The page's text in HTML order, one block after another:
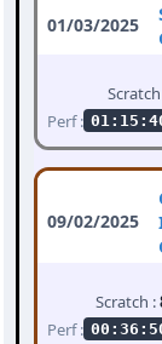
01/03/2025
Perf :
09/02/2025
Scratch :
Perf :